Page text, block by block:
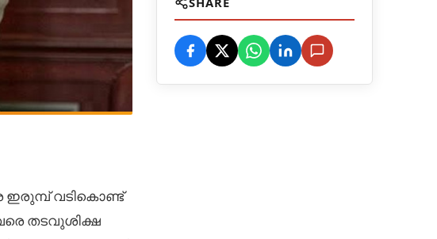
ഇരുമ്പ് വടികൊണ്ട്
തടവുശിക്ഷ